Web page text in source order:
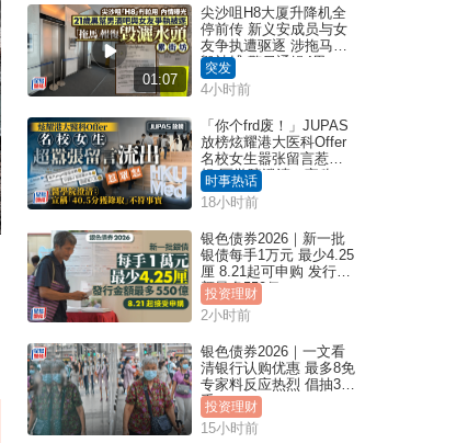
01:07
尖沙咀H8大厦升降机全
停前传 新义安成员与女
友争执遭驱逐 涉拖马刑
毁被捕 警另通缉4男
突发
4小时前
「你个frd废！」JUPAS
放榜炫耀港大医科Offer
名校女生嚣张留言惹众
怒 医学院澄清：宣称
「40.5分获录取」不符事
实｜Juicy叮
时事热话
18小时前
银色债券2026｜新一批
银债每手1万元 最少4.25
厘 8.21起可申购 发行金
额最多550亿
投资理财
2小时前
银色债券2026｜一文看
清银行认购优惠 最多8免
专家料反应热烈 倡抽30
手
投资理财
15小时前